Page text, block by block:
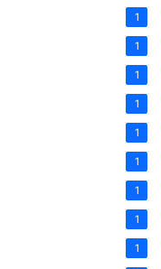
1
1
1
1
1
1
1
1
1